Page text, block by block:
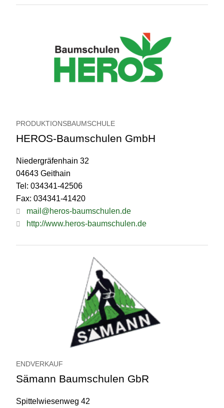
PRODUKTIONSBAUMSCHULE
HEROS-Baumschulen GmbH
Niedergräfenhain 32
04643 Geithain
Tel: 034341-42506
Fax: 034341-41420
mail@heros-baumschulen.de
http://www.heros-baumschulen.de
ENDVERKAUF
Sämann Baumschulen GbR
Spittelwiesenweg 42